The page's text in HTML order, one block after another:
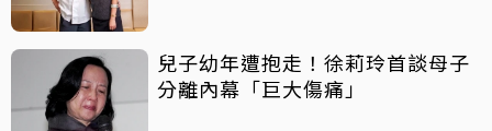
兒子幼年遭抱走！徐莉玲首談母子
分離內幕「巨大傷痛」